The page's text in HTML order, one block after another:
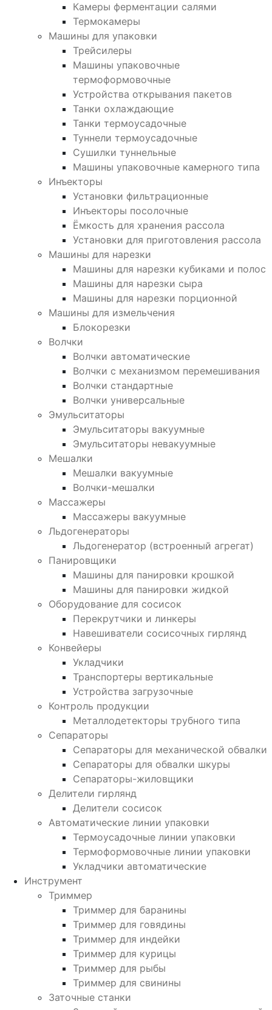
Камеры ферментации салями
Термокамеры
Машины для упаковки
Трейсилеры
Машины упаковочные
термоформовочные
Устройства открывания пакетов
Танки охлаждающие
Танки термоусадочные
Туннели термоусадочные
Сушилки туннельные
Машины упаковочные камерного типа
Инъекторы
Установки фильтрационные
Инъекторы посолочные
Ёмкость для хранения рассола
Установки для приготовления рассола
Машины для нарезки
Машины для нарезки кубиками и полос
Машины для нарезки сыра
Машины для нарезки порционной
Машины для измельчения
Блокорезки
Волчки
Волчки автоматические
Волчки с механизмом перемешивания
Волчки стандартные
Волчки универсальные
Эмульситаторы
Эмульситаторы вакуумные
Эмульситаторы невакуумные
Мешалки
Мешалки вакуумные
Волчки-мешалки
Массажеры
Массажеры вакуумные
Льдогенераторы
Льдогенератор (встроенный агрегат)
Панировщики
Машины для панировки крошкой
Машины для панировки жидкой
Оборудование для сосисок
Перекрутчики и линкеры
Навешиватели сосисочных гирлянд
Конвейеры
Укладчики
Транспортеры вертикальные
Устройства загрузочные
Контроль продукции
Металлодетекторы трубного типа
Сепараторы
Сепараторы для механической обвалки
Сепараторы для обвалки шкуры
Сепараторы-жиловщики
Делители гирлянд
Делители сосисок
Автоматические линии упаковки
Термоусадочные линии упаковки
Термоформовочные линии упаковки
Укладчики автоматические
Инструмент
Триммер
Триммер для баранины
Триммер для говядины
Триммер для индейки
Триммер для курицы
Триммер для рыбы
Триммер для свинины
Заточные станки